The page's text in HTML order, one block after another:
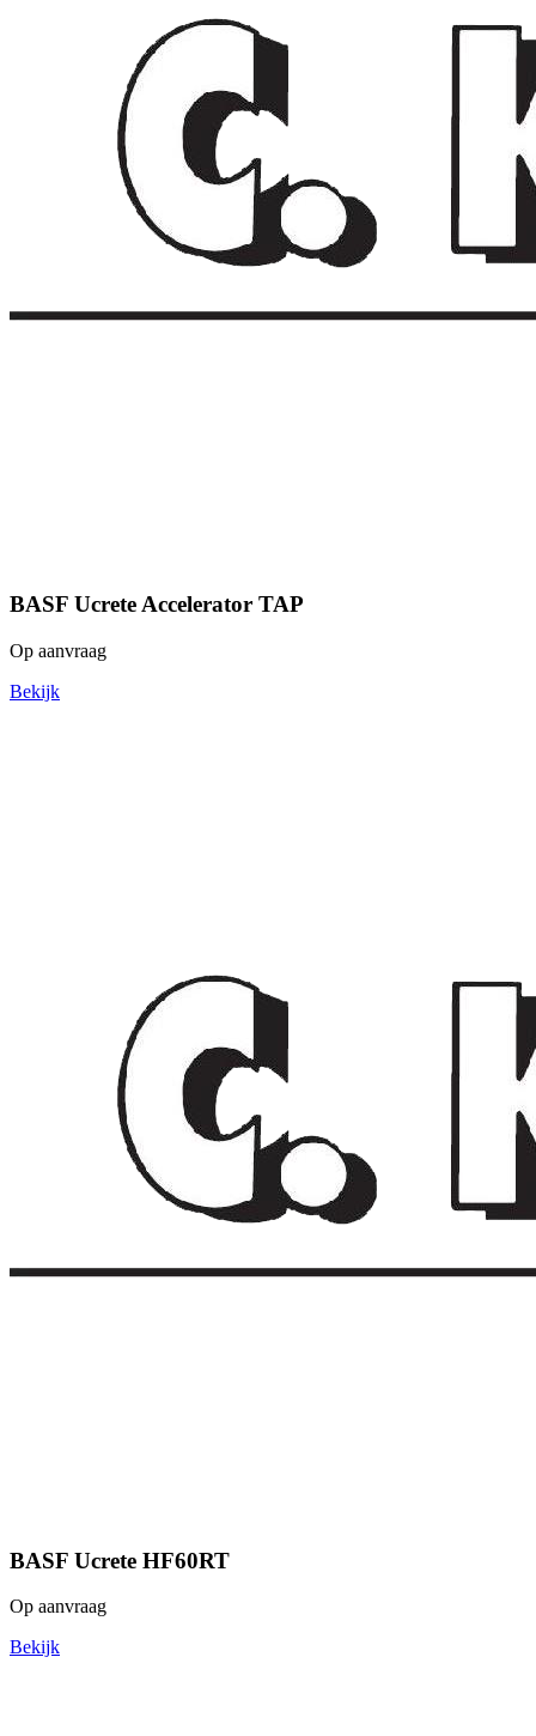
BASF Ucrete Accelerator TAP
Op aanvraag
Bekijk
BASF Ucrete HF60RT
Op aanvraag
Bekijk